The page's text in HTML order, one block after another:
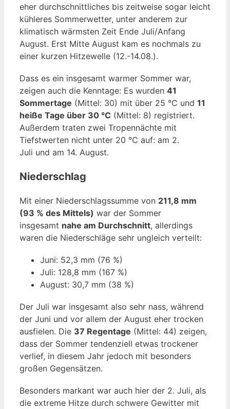
eher durchschnittliches bis zeitweise sogar leicht
kühleres Sommerwetter, unter anderem zur
klimatisch wärmsten Zeit Ende Juli/Anfang
August. Erst Mitte August kam es nochmals zu
einer kurzen Hitzewelle (12.-14.08.).
Dass es ein insgesamt warmer Sommer war,
zeigen auch die Kenntage: Es wurden 41
Sommertage (Mittel: 30) mit über 25 °C und 11
heiße Tage über 30 °C (Mittel: 8) registriert.
Außerdem traten zwei Tropennächte mit
Tiefstwerten nicht unter 20 °C auf: am 2.
Juli und am 14. August.
Niederschlag
Mit einer Niederschlagssumme von 211,8 mm
(93 % des Mittels) war der Sommer
insgesamt nahe am Durchschnitt, allerdings
waren die Niederschläge sehr ungleich verteilt:
Juni: 52,3 mm (76 %)
Juli: 128,8 mm (167 %)
August: 30,7 mm (38 %)
Der Juli war insgesamt also sehr nass, während
der Juni und vor allem der August eher trocken
ausfielen. Die 37 Regentage (Mittel: 44) zeigen,
dass der Sommer tendenziell etwas trockener
verlief, in diesem Jahr jedoch mit besonders
großen Gegensätzen.
Besonders markant war auch hier der 2. Juli, als
die extreme Hitze durch schwere Gewitter mit